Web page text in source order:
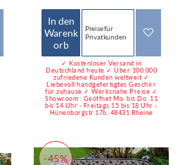
In den
Warenk
orb
Preise für
Privatkunden
✓ Kostenloser Versand in
Deutschland heute ✓ Über 100.000
zufriedene Kunden weltweit ✓
Liebevoll handgefertigtes Geschirr
für zuhause ✓ Werksnahe Preise ✓
Showroom : Geöffnet Mo. bis Do. 11
bis 14 Uhr - Freitags 15 bis 18 Uhr -
Hünenborgstr.17b, 48431 Rheine
-45%